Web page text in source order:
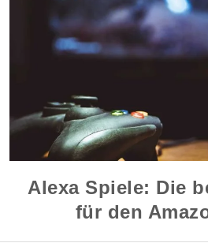
Alexa Spiele: Die
für den